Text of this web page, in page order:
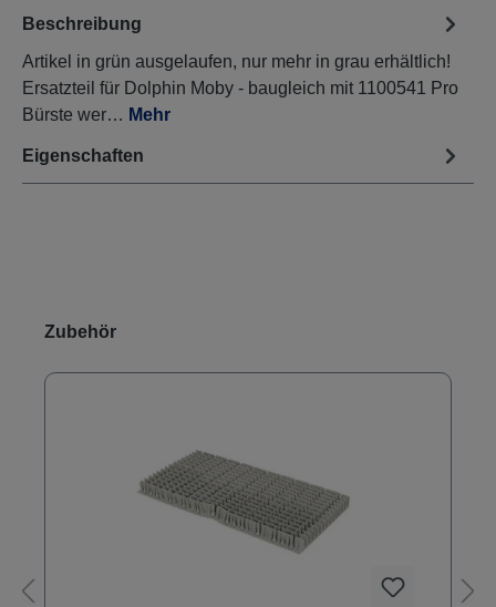
Beschreibung
Artikel in grün ausgelaufen, nur mehr in grau erhältlich!
Ersatzteil für Dolphin Moby - baugleich mit 1100541 Pro
Bürste wer… Mehr
Eigenschaften
Produktgalerie überspringen
Zubehör